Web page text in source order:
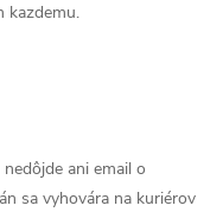
kazdemu.
ani email o
sa vyhovára na kuriérov